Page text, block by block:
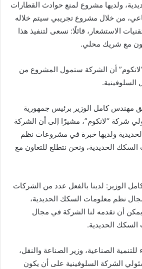
ولديها مشروع لمنع حوادث القطارات
من خلال مشروع تجريبي سيتم خلاله
الاستشعار، قائلًا: نسعى لتنفيذ هذا
مع شريك محلي.
أن الشركة ستمول المشروع من
مهندس كامل الوزير برئيس جمهورية
شركة “لانكوم”، مشيرًا إلى أن الشركة
ولديها خبرة في مشروعات نظم
الحديدية، ونحن نتطلع للتعاون مع
الوزير: لدينا بالفعل عدد من الشركات
نظم معلومات السكك الحديدية،
أن تقدمه لنا الشركة في مجال
السكك الحديدية.
الصناعية، وزير الصناعة والنقل،
الشركة السلوفينية على أن يكون